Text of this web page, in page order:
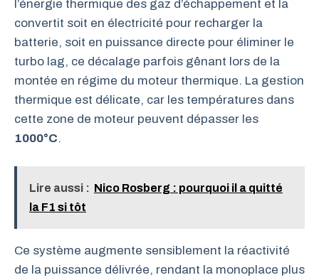
l’énergie thermique des gaz d’échappement et la
convertit soit en électricité pour recharger la
batterie, soit en puissance directe pour éliminer le
turbo lag, ce décalage parfois gênant lors de la
montée en régime du moteur thermique. La gestion
thermique est délicate, car les températures dans
cette zone de moteur peuvent dépasser les
1000°C.
Lire aussi : Nico Rosberg : pourquoi il a quitté
la F1 si tôt
Ce système augmente sensiblement la réactivité
de la puissance délivrée, rendant la monoplace plus